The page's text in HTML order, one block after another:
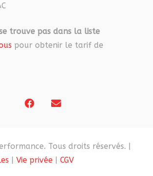
trouve pas dans la liste
pour obtenir le tarif de
Tous droits réservés. |
| Vie privée | CGV